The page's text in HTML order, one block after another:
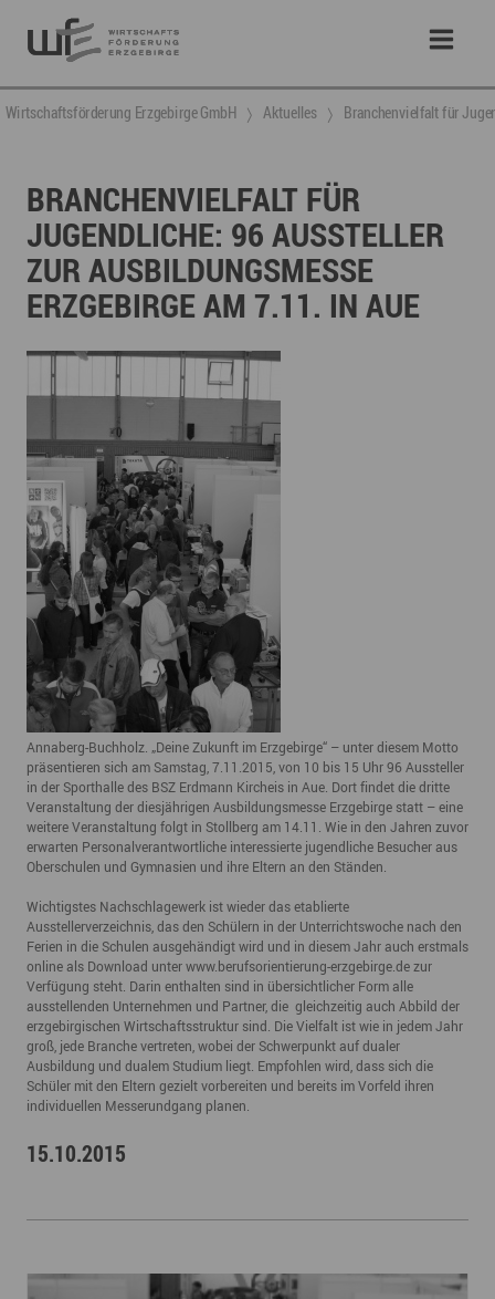
Wirtschaftsförderung Erzgebirge GmbH Aktuelles Branchenvielfalt für
BRANCHENVIELFALT FÜR
JUGENDLICHE: 96 AUSSTELLER
ZUR AUSBILDUNGSMESSE
ERZGEBIRGE AM 7.11. IN AUE
Annaberg-Buchholz. „Deine Zukunft im Erzgebirge“ – unter diesem Motto
präsentieren sich am Samstag, 7.11.2015, von 10 bis 15 Uhr 96 Aussteller
in der Sporthalle des BSZ Erdmann Kircheis in Aue. Dort findet die dritte
Veranstaltung der diesjährigen Ausbildungsmesse Erzgebirge statt – eine
weitere Veranstaltung folgt in Stollberg am 14.11. Wie in den Jahren zuvor
erwarten Personalverantwortliche interessierte jugendliche Besucher aus
Oberschulen und Gymnasien und ihre Eltern an den Ständen.
Wichtigstes Nachschlagewerk ist wieder das etablierte
Ausstellerverzeichnis, das den Schülern in der Unterrichtswoche nach den
Ferien in die Schulen ausgehändigt wird und in diesem Jahr auch erstmals
online als Download unterwww.berufsorientierung-erzgebirge.dezur
Verfügung steht. Darin enthalten sind in übersichtlicher Form alle
ausstellenden Unternehmen und Partner, die gleichzeitig auch Abbild der
erzgebirgischen Wirtschaftsstruktur sind. Die Vielfalt ist wie in jedem Jahr
groß, jede Branche vertreten, wobei der Schwerpunkt auf dualer
Ausbildung und dualem Studium liegt. Empfohlen wird, dass sich die
Schüler mit den Eltern gezielt vorbereiten und bereits im Vorfeld ihren
individuellen Messerundgang planen.
15.10.2015